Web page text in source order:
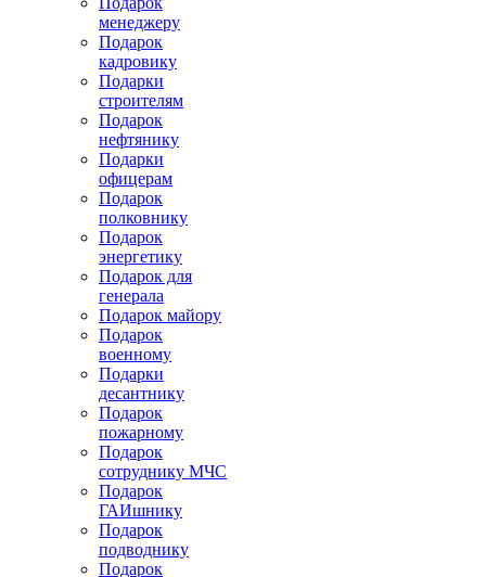
менеджеру
Подарок
кадровику
Подарки
строителям
Подарок
нефтянику
Подарки
офицерам
Подарок
полковнику
Подарок
энергетику
Подарок для
генерала
Подарок майору
Подарок
военному
Подарки
десантнику
Подарок
пожарному
Подарок
сотруднику МЧС
Подарок
ГАИшнику
Подарок
подводнику
Подарок